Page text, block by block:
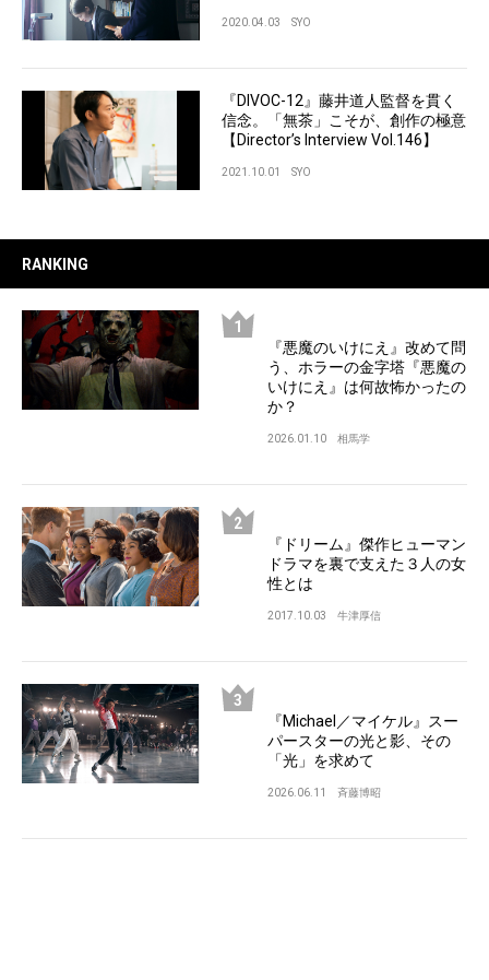
2020.04.03 SYO
『DIVOC-12』藤井道人監督を貫く
信念。「無茶」こそが、創作の極意
【Director’s Interview Vol.146】
2021.10.01 SYO
RANKING
『悪魔のいけにえ』改めて問
う、ホラーの金字塔『悪魔の
いけにえ』は何故怖かったの
か？
2026.01.10 相馬学
『ドリーム』傑作ヒューマン
ドラマを裏で支えた３人の女
性とは
2017.10.03 牛津厚信
『Michael／マイケル』スー
パースターの光と影、その
「光」を求めて
2026.06.11 斉藤博昭